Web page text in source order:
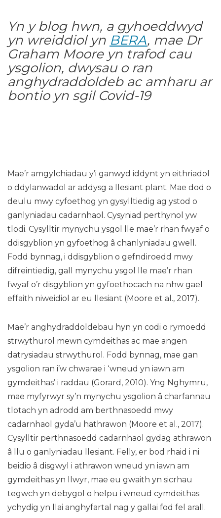
Yn y blog hwn, a gyhoeddwyd
yn wreiddiol yn BERA, mae Dr
Graham Moore yn trafod cau
ysgolion, dwysau o ran
anghydraddoldeb ac amharu ar
bontio yn sgil Covid-19
Mae’r amgylchiadau y’i ganwyd iddynt yn eithriadol
o ddylanwadol ar addysg a llesiant plant. Mae dod o
deulu mwy cyfoethog yn gysylltiedig ag ystod o
ganlyniadau cadarnhaol. Cysyniad perthynol yw
tlodi. Cysylltir mynychu ysgol lle mae’r rhan fwyaf o
ddisgyblion yn gyfoethog â chanlyniadau gwell.
Fodd bynnag, i ddisgyblion o gefndiroedd mwy
difreintiedig, gall mynychu ysgol lle mae’r rhan
fwyaf o’r disgyblion yn gyfoethocach na nhw gael
effaith niweidiol ar eu llesiant (Moore et al., 2017).
Mae’r anghydraddoldebau hyn yn codi o rymoedd
strwythurol mewn cymdeithas ac mae angen
datrysiadau strwythurol. Fodd bynnag, mae gan
ysgolion ran i’w chwarae i ‘wneud yn iawn am
gymdeithas’ i raddau (Gorard, 2010). Yng Nghymru,
mae myfyrwyr sy’n mynychu ysgolion â charfannau
tlotach yn adrodd am berthnasoedd mwy
cadarnhaol gyda’u hathrawon (Moore et al., 2017).
Cysylltir perthnasoedd cadarnhaol gydag athrawon
â llu o ganlyniadau llesiant. Felly, er bod rhaid i ni
beidio â disgwyl i athrawon wneud yn iawn am
gymdeithas yn llwyr, mae eu gwaith yn sicrhau
tegwch yn debygol o helpu i wneud cymdeithas
ychydig yn llai anghyfartal nag y gallai fod fel arall.